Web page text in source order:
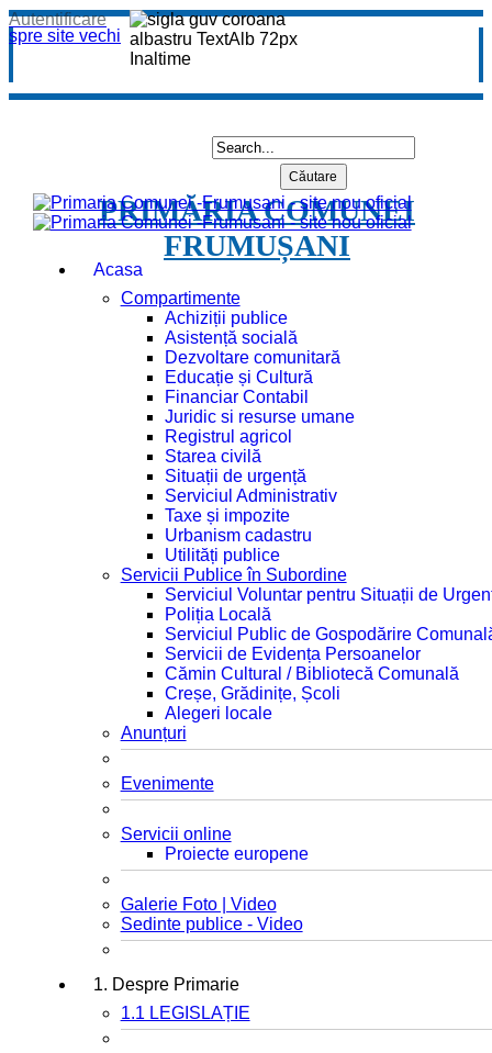
spre site vechi
Autentificare
PRIMĂRIA COMUNEI
FRUMUȘANI
Acasa
Compartimente
Achiziții publice
Asistență socială
Dezvoltare comunitară
Educație și Cultură
Financiar Contabil
Juridic si resurse umane
Registrul agricol
Starea civilă
Situații de urgență
Serviciul Administrativ
Taxe și impozite
Urbanism cadastru
Utilități publice
Servicii Publice în Subordine
Serviciul Voluntar pentru Situații de
Poliția Locală
Serviciul Public de Gospodărire
Servicii de Evidența Persoanelor
Cămin Cultural / Bibliotecă Comunală
Creșe, Grădinițe, Școli
Alegeri locale
Anunțuri
Evenimente
Servicii online
Proiecte europene
Galerie Foto | Video
Sedinte publice - Video
1. Despre Primarie
1.1 LEGISLAȚIE